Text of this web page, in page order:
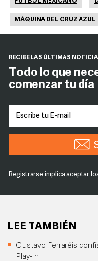
MÁQUINA DEL CRUZ AZUL
RECIBE LAS ÚLTIMAS
Todo lo que
comenzar tu día
Registrarse implica aceptar
LEE TAMBIÉN
Gustavo Ferraréis
Play-In